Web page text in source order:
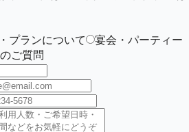
プランについて
宴会・パーティー
ご質問